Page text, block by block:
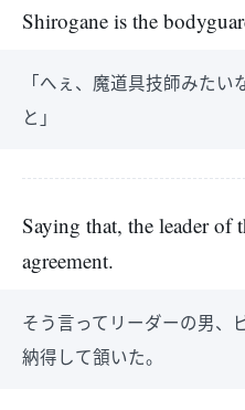
Shirogane is the
「へぇ、魔道具技師みた
と」
Saying that, the leader
agreement.
そう言ってリーダーの男、
納得して頷いた。